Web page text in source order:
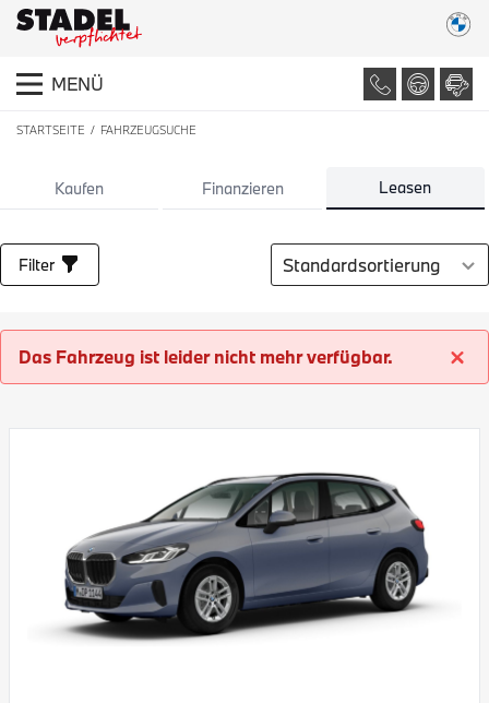
MENÜ
STARTSEITE FAHRZEUGSUCHE
Kaufen Finanzieren Leasen
Filter Sortierung auswählen
Das Fahrzeug ist leider nicht mehr verfügbar.